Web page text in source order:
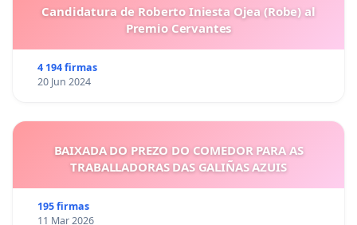
Candidatura de Roberto Iniesta Ojea (Robe) al
Premio Cervantes
4 194 firmas
20 Jun 2024
BAIXADA DO PREZO DO COMEDOR PARA AS
TRABALLADORAS DAS GALIÑAS AZUIS
195 firmas
11 Mar 2026